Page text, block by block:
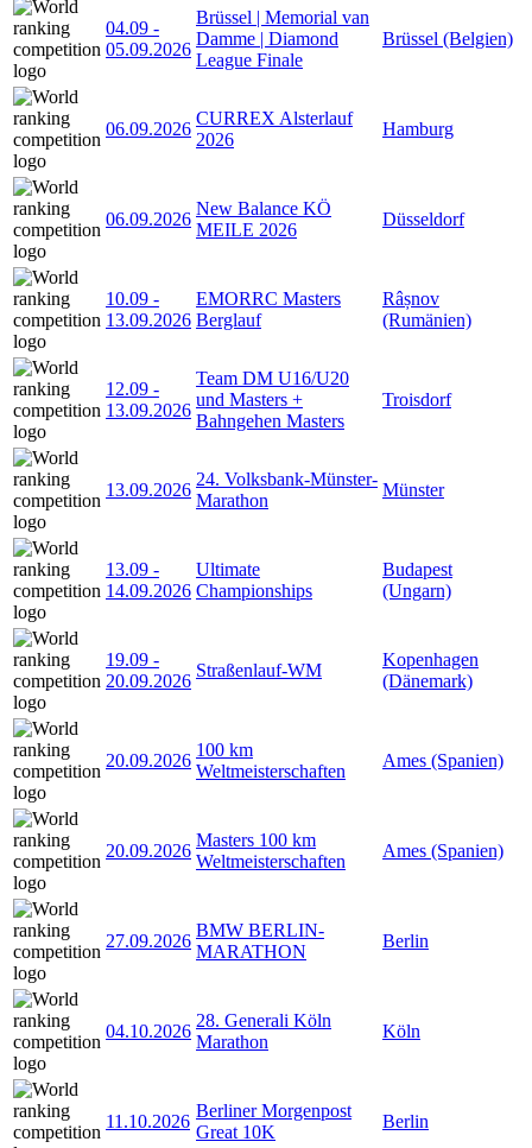
04.09 -
05.09.2026
Brüssel | Memorial van
Damme | Diamond
League Finale
Brüssel (Belgien)
06.09.2026
CURREX Alsterlauf
2026
Hamburg
06.09.2026
New Balance KÖ
MEILE 2026
Düsseldorf
10.09 -
13.09.2026
EMORRC Masters
Berglauf
Râșnov
(Rumänien)
12.09 -
13.09.2026
Team DM U16/U20
und Masters +
Bahngehen Masters
Troisdorf
13.09.2026
24. Volksbank-Münster-
Marathon
Münster
13.09 -
14.09.2026
Ultimate
Championships
Budapest
(Ungarn)
19.09 -
20.09.2026
Straßenlauf-WM
Kopenhagen
(Dänemark)
20.09.2026
100 km
Weltmeisterschaften
Ames (Spanien)
20.09.2026
Masters 100 km
Weltmeisterschaften
Ames (Spanien)
27.09.2026
BMW BERLIN-
MARATHON
Berlin
04.10.2026
28. Generali Köln
Marathon
Köln
11.10.2026
Berliner Morgenpost
Great 10K
Berlin